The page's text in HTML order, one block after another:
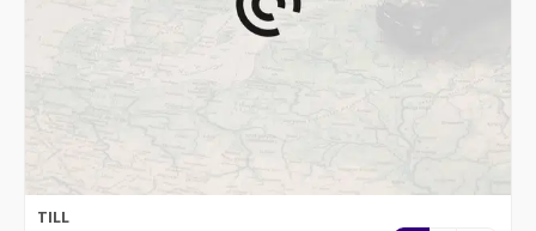
TILL